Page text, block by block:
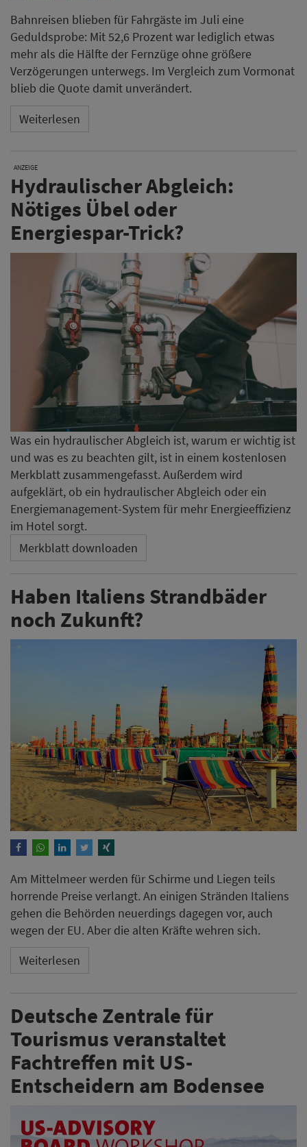
Bahnreisen blieben für Fahrgäste im Juli eine
Geduldsprobe: Mit 52,6 Prozent war lediglich etwas
mehr als die Hälfte der Fernzüge ohne größere
Verzögerungen unterwegs. Im Vergleich zum Vormonat
blieb die Quote damit unverändert.
Weiterlesen
ANZEIGE
Hydraulischer Abgleich:
Nötiges Übel oder
Energiespar-Trick?
Was ein hydraulischer Abgleich ist, warum er wichtig ist
und was es zu beachten gilt, ist in einem kostenlosen
Merkblatt zusammengefasst. Außerdem wird
aufgeklärt, ob ein hydraulischer Abgleich oder ein
Energiemanagement-System für mehr Energieeffizienz
im Hotel sorgt.
Merkblatt downloaden
Haben Italiens Strandbäder
noch Zukunft?
Am Mittelmeer werden für Schirme und Liegen teils
horrende Preise verlangt. An einigen Stränden Italiens
gehen die Behörden neuerdings dagegen vor, auch
wegen der EU. Aber die alten Kräfte wehren sich.
Weiterlesen
Deutsche Zentrale für
Tourismus veranstaltet
Fachtreffen mit US-
Entscheidern am Bodensee